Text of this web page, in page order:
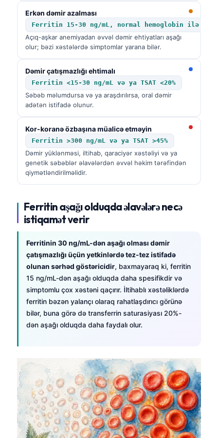
Erkən dəmir azalması
Ferritin 15-30 ng/mL, normal hemoglobin ilə
Açıq-aşkar anemiyadan əvvəl dəmir ehtiyatları aşağı
olur; bəzi xəstələrdə simptomlar yarana bilər.
Dəmir çatışmazlığı ehtimalı
Ferritin <15-30 ng/mL və ya TSAT <20%
Səbəb məlumdursa və ya araşdırılırsa, oral dəmir
adətən istifadə olunur.
Kor-koranə özbaşına müalicə etməyin
Ferritin >300 ng/mL və ya TSAT >45%
Dəmir yüklənməsi, iltihab, qaraciyər xəstəliyi və ya
genetik səbəblər əlavələrdən əvvəl həkim tərəfindən
qiymətləndirilməlidir.
Ferritin aşağı olduqda əlavələrə necə
istiqamət verir
Ferritinin 30 ng/mL-dən aşağı olması dəmir
çatışmazlığı üçün yetkinlərdə tez-tez istifadə
olunan sərhəd göstəricidir, baxmayaraq ki, ferritin
15 ng/mL-dən aşağı olduqda daha spesifikdir və
simptomlu çox xəstəni qaçırır. İltihablı xəstəliklərdə
ferritin bəzən yalançı olaraq rahatlaşdırıcı görünə
bilər, buna görə də transferrin saturasiyası 20%-
dən aşağı olduqda daha faydalı olur.